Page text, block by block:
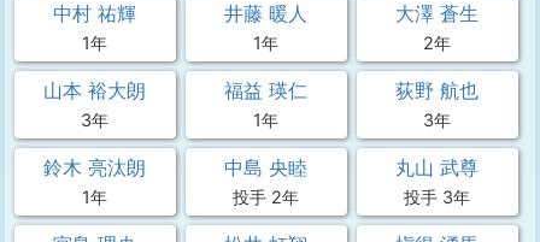
中村 祐輝
1年
井藤 暖人
1年
大澤 蒼生
2年
山本 裕大朗
3年
福益 瑛仁
1年
荻野 航也
3年
鈴木 亮汰朗
1年
中島 央睦
投手 2年
丸山 武尊
投手 3年